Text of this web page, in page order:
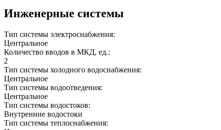
Инженерные системы
Тип системы электроснабжения:
Центральное
Количество вводов в МКД, ед.:
2
Тип системы холодного водоснабжения:
Центральное
Тип системы водоотведения:
Центральное
Тип системы водостоков:
Внутренние водостоки
Тип системы теплоснабжения: